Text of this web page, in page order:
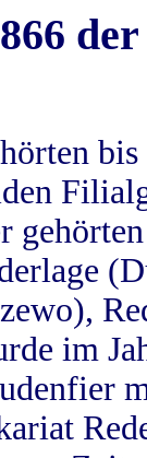
im